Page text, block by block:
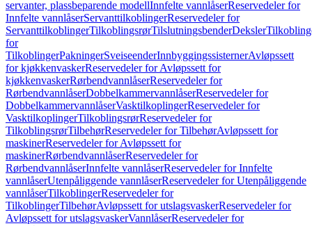
servanter, plassbeparende modellInnfelte vannlåserReservedeler for
Innfelte vannlåserServanttilkoblingerReservedeler for
ServanttilkoblingerTilkoblingsrørTilslutningsbenderDeksler
for
TilkoblingerPakningerSveiseenderInnbyggingssisternerAvløpssett
for kjøkkenvaskerReservedeler for Avløpssett for
kjøkkenvaskerRørbendvannlåserReservedeler for
RørbendvannlåserDobbelkammervannlåserReservedeler for
DobbelkammervannlåserVasktilkoplingerReservedeler for
VasktilkoplingerTilkoblingsrørReservedeler for
TilkoblingsrørTilbehørReservedeler for TilbehørAvløpssett for
maskinerReservedeler for Avløpssett for
maskinerRørbendvannlåserReservedeler for
RørbendvannlåserInnfelte vannlåserReservedeler for Innfelte
vannlåserUtenpåliggende vannlåserReservedeler for Utenpåliggende
vannlåserTilkoblingerReservedeler for
TilkoblingerTilbehørAvløpssett for utslagsvaskerReservedeler for
Avløpssett for utslagsvaskerVannlåserReservedeler for